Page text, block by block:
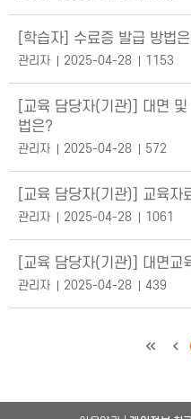
[학습자] 수료증 발급 방법
관리자 2025-04-28 1153
[교육 담당자(기관)] 대면
법은?
관리자 2025-04-28 572
[교육 담당자(기관)] 교육자
관리자 2025-04-28 1061
[교육 담당자(기관)] 대면교
관리자 2025-04-28 439
처음